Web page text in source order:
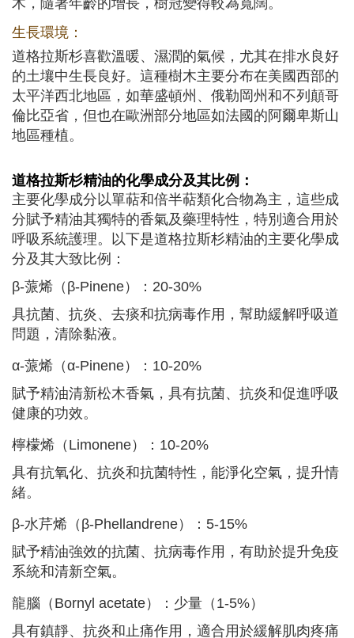
木，隨著年齡的增長，樹冠變得較為寬闊。
生長環境：
道格拉斯杉喜歡溫暖、濕潤的氣候，尤其在排水良好
的土壤中生長良好。這種樹木主要分布在美國西部的
太平洋西北地區，如華盛頓州、俄勒岡州和不列顛哥
倫比亞省，但也在歐洲部分地區如法國的阿爾卑斯山
地區種植。
道格拉斯杉精油的化學成分及其比例：
主要化學成分以單萜和倍半萜類化合物為主，這些成
分賦予精油其獨特的香氣及藥理特性，特別適合用於
呼吸系統護理。以下是道格拉斯杉精油的主要化學成
分及其大致比例：
β-蒎烯（β-Pinene）：20-30%
具抗菌、抗炎、去痰和抗病毒作用，幫助緩解呼吸道
問題，清除黏液。
α-蒎烯（α-Pinene）：10-20%
賦予精油清新松木香氣，具有抗菌、抗炎和促進呼吸
健康的功效。
檸檬烯（Limonene）：10-20%
具有抗氧化、抗炎和抗菌特性，能淨化空氣，提升情
緒。
β-水芹烯（β-Phellandrene）：5-15%
賦予精油強效的抗菌、抗病毒作用，有助於提升免疫
系統和清新空氣。
龍腦（Bornyl acetate）：少量（1-5%）
具有鎮靜、抗炎和止痛作用，適合用於緩解肌肉疼痛